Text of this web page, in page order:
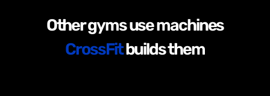
Other gyms use machines
CrossFitbuilds them